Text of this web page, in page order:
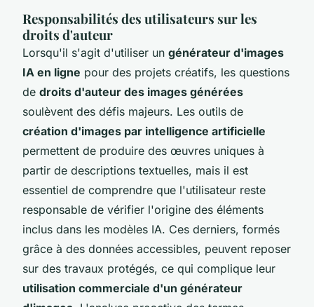
Responsabilités des utilisateurs sur les
droits d'auteur
Lorsqu'il s'agit d'utiliser un générateur d'images
IA en ligne pour des projets créatifs, les questions
de droits d'auteur des images générées
soulèvent des défis majeurs. Les outils de
création d'images par intelligence artificielle
permettent de produire des œuvres uniques à
partir de descriptions textuelles, mais il est
essentiel de comprendre que l'utilisateur reste
responsable de vérifier l'origine des éléments
inclus dans les modèles IA. Ces derniers, formés
grâce à des données accessibles, peuvent reposer
sur des travaux protégés, ce qui complique leur
utilisation commerciale d'un générateur